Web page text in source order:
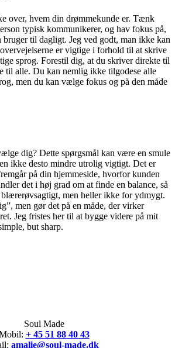
over, hvem din drømmekunde er. Tænk
typisk kommunikerer, og hav fokus på,
bruger til dagligt. Jeg ved godt, man ikke kan
er vigtige i forhold til at skrive
sprog. Forestil dig, at du skriver direkte til
til alle. Du kan nemlig ikke tilgodese alle
men du kan vælge fokus og på den måde
dig? Dette spørgsmål kan være en smule
ikke desto mindre utrolig vigtigt. Det er
på din hjemmeside, hvorfor kunden
det i høj grad om at finde en balance, så
men heller ikke for ydmygt.
men gør det på en måde, der virker
Jeg fristes her til at bygge videre på mit
but sharp.
Soul Made
+ 45 51 88 40 43
amalie@soul-made.dk